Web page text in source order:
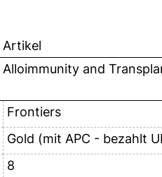
Artikel
Alloimmunity and
Frontiers
Gold (mit APC - bezahlt
8